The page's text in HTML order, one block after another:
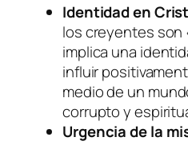
Identidad en
los creyentes son
implica una
influir
medio de un
corrupto y
Urgencia de la